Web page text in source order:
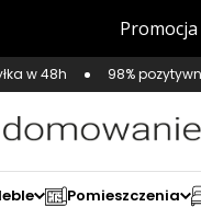
w 48h 98%
Pomieszczenia